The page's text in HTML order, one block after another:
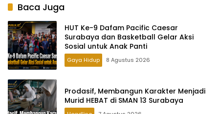
Baca Juga
HUT Ke-9 Dafam Pacific Caesar
Surabaya dan Basketball Gelar Aksi
Sosial untuk Anak Panti
Gaya Hidup 8 Agustus 2026
Prodasif, Membangun Karakter Menjadi
Murid HEBAT di SMAN 13 Surabaya